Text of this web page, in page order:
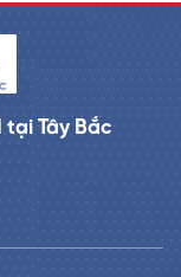
Tây Bắc